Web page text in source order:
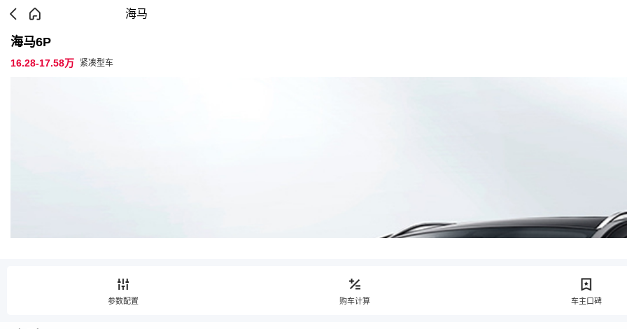
海马
海马6P
16.28-17.58万 紧凑型车
参数配置 购车计算 车主口碑